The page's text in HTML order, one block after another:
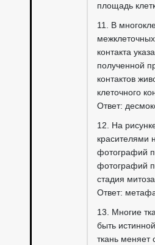
площадь
11. В
контакта
полученной
контактов
клеточного
Ответ:
12. На
красителями
фотографий
фотографий
стадия
Ответ:
13. Многие
быть
ткань меняет